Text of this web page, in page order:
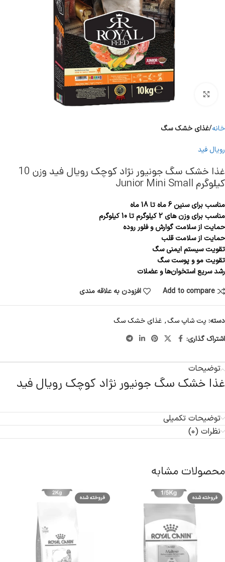
برای بزرگنمایی کلیک کنید
خانه غذای خشک سگ
رویال فید
غذا خشک سگ جونیور نژاد کوچک رویال فید وزن 10
کیلوگرم Junior Mini Small
مناسب برای سنین 6 ماه تا 18 ماه
مناسب برای وزن های 2 کیلوگرم تا 10 کیلوگرم
حمایت از سلامت گوارش و فلور روده
حمایت از سلامت قلب
تقویت سیستم ایمنی سگ
تقویت مو و پوست سگ
رشد سریع استخوان‌ها و عضلات
Add to compare
افزودن به علاقه مندی
دسته: پت شاپ سگ, غذای خشک سگ
اشتراک گذاری:
توضیحات
غذا خشک سگ جونیور نژاد کوچک رویال فید
توضیحات تکمیلی
نظرات (0)
محصولات مشابه
فروخته شده فروخته شده